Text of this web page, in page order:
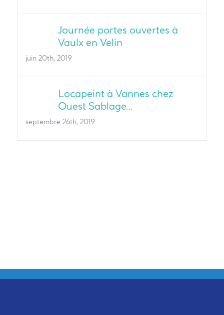
Journée portes ouvertes à
Vaulx en Velin
juin 20th, 2019
Locapeint à Vannes chez
Ouest Sablage…
septembre 26th, 2019